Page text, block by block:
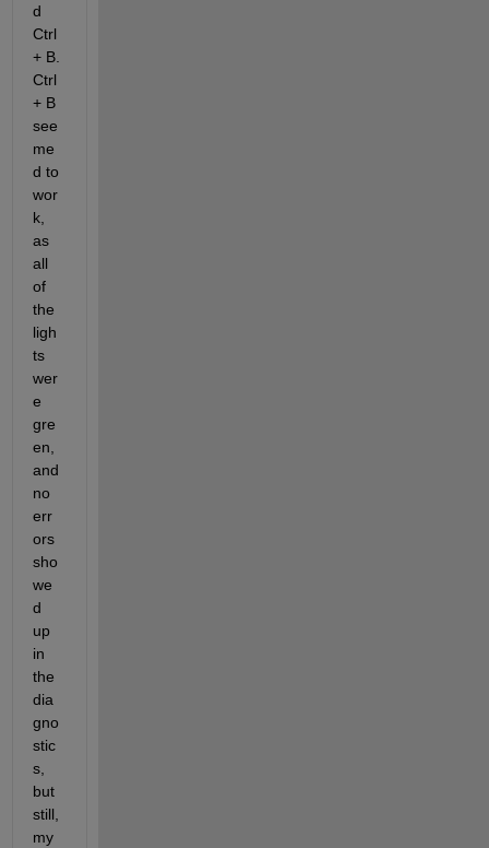
d
Ctrl
+ B.
Ctrl
+ B
see
me
d to
wor
k,
as
all
of
the
ligh
ts
wer
e
gre
en,
and
no
err
ors
sho
we
d
up
in
the
dia
gno
stic
s,
but
still,
my